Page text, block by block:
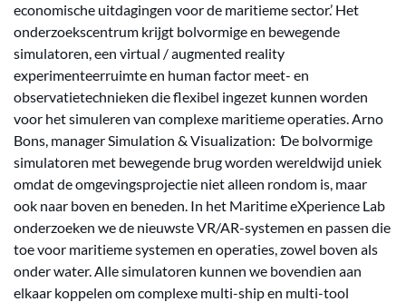
economische uitdagingen voor de maritieme sector.’ Het
onderzoekscentrum krijgt bolvormige en bewegende
simulatoren, een virtual / augmented reality
experimenteerruimte en human factor meet- en
observatietechnieken die flexibel ingezet kunnen worden
voor het simuleren van complexe maritieme operaties. Arno
Bons, manager Simulation & Visualization: ‘De bolvormige
simulatoren met bewegende brug worden wereldwijd uniek
omdat de omgevingsprojectie niet alleen rondom is, maar
ook naar boven en beneden. In het Maritime eXperience Lab
onderzoeken we de nieuwste VR/AR-systemen en passen die
toe voor maritieme systemen en operaties, zowel boven als
onder water. Alle simulatoren kunnen we bovendien aan
elkaar koppelen om complexe multi-ship en multi-tool